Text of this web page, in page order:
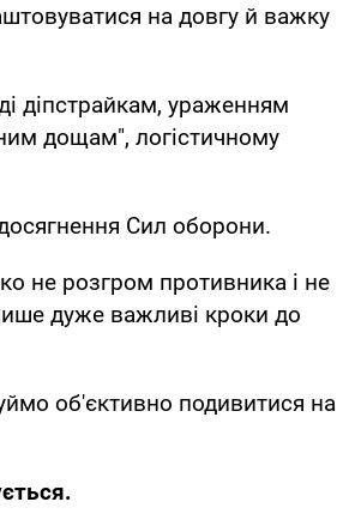
на довгу й важку
діпстрайкам, ураженням
дощам", логістичному
Сил оборони.
не розгром противника і не
дуже важливі кроки до
об'єктивно подивитися на